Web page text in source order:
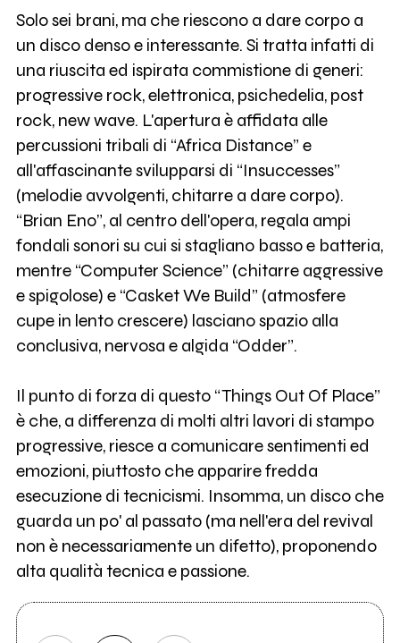
Solo sei brani, ma che riescono a dare corpo a
un disco denso e interessante. Si tratta infatti di
una riuscita ed ispirata commistione di generi:
progressive rock, elettronica, psichedelia, post
rock, new wave. L'apertura è affidata alle
percussioni tribali di “Africa Distance” e
all'affascinante svilupparsi di “Insuccesses”
(melodie avvolgenti, chitarre a dare corpo).
“Brian Eno”, al centro dell'opera, regala ampi
fondali sonori su cui si stagliano basso e batteria,
mentre “Computer Science” (chitarre aggressive
e spigolose) e “Casket We Build” (atmosfere
cupe in lento crescere) lasciano spazio alla
conclusiva, nervosa e algida “Odder”.
Il punto di forza di questo “Things Out Of Place”
è che, a differenza di molti altri lavori di stampo
progressive, riesce a comunicare sentimenti ed
emozioni, piuttosto che apparire fredda
esecuzione di tecnicismi. Insomma, un disco che
guarda un po' al passato (ma nell'era del revival
non è necessariamente un difetto), proponendo
alta qualità tecnica e passione.